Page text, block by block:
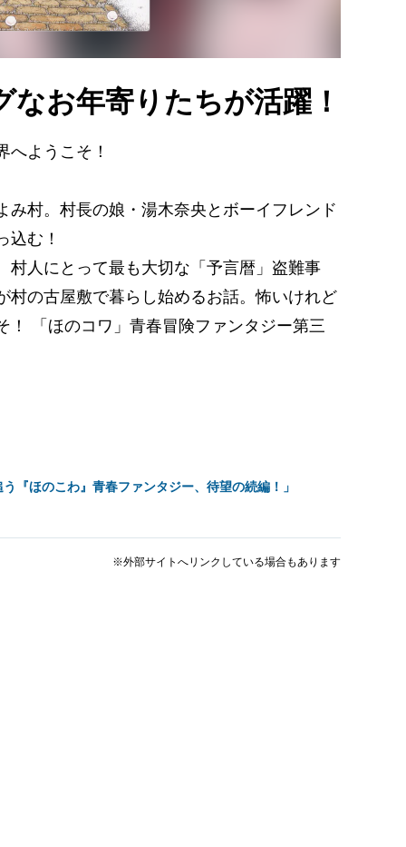
お年寄りたちが活躍！
へようこそ！
み村。村長の娘・湯木奈央とボーイフレンド
込む！
村人にとって最も大切な「予言暦」盗難事
村の古屋敷で暮らし始めるお話。怖いけれど
！ 「ほのコワ」青春冒険ファンタジー第三
『ほのこわ』青春ファンタジー、待望の続編！」
※外部サイトへリンクしている場合もあります